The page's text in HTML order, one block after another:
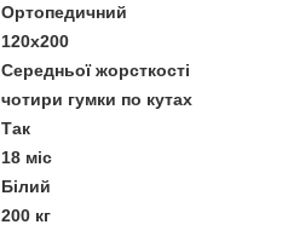
Ортопедичний
120x200
Середньої жорсткості
чотири гумки по кутах
Так
18 міс
Білий
200 кг